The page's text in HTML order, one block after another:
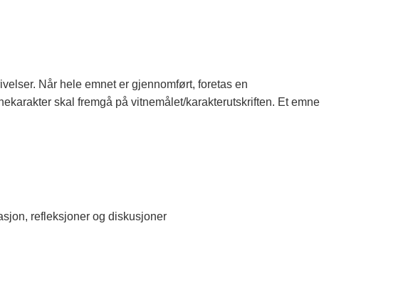
Når hele emnet er gjennomført, foretas en
skal fremgå på vitnemålet/karakterutskriften. Et emne
refleksjoner og diskusjoner